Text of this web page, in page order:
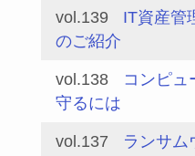
vol.139
IT資産管
のご紹介
vol.138
コンピュ
守るには
vol.137 ランサム